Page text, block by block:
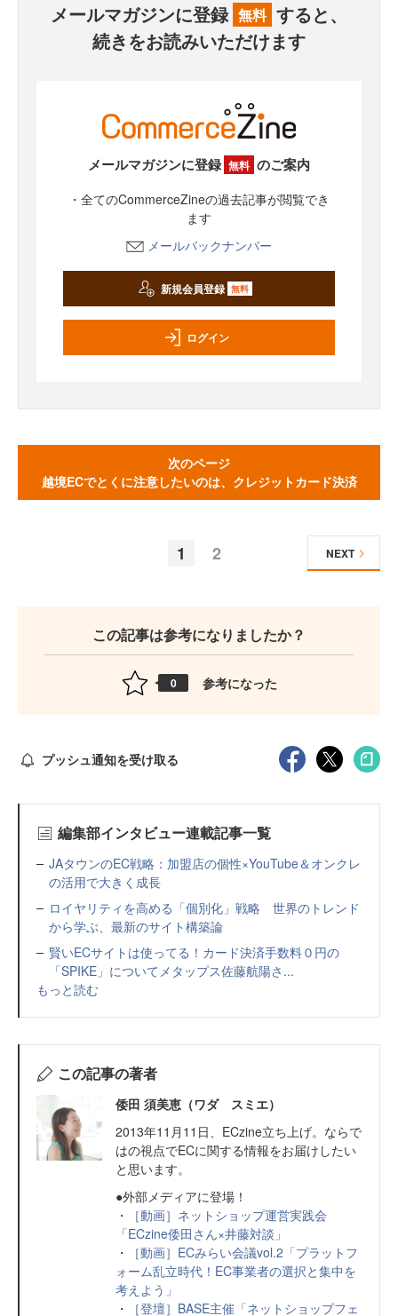
メールマガジンに登録 無料 すると、
続きをお読みいただけます
メールマガジンに登録 無料 のご案内
・全てのCommerceZineの過去記事が閲覧でき
ます
メールバックナンバー
新規会員登録 無料
ログイン
次のページ
越境ECでとくに注意したいのは、クレジットカード決済
1 2 NEXT
この記事は参考になりましたか？
0 参考になった
プッシュ通知を受け取る
編集部インタビュー連載記事一覧
JAタウンのEC戦略：加盟店の個性×YouTube＆オンクレ
の活用で大きく成長
ロイヤリティを高める「個別化」戦略 世界のトレンド
から学ぶ、最新のサイト構築論
賢いECサイトは使ってる！カード決済手数料０円の
「SPIKE」についてメタップス佐藤航陽さ...
もっと読む
この記事の著者
倭田 須美恵（ワダ スミエ）
2013年11月11日、ECzine立ち上げ。ならで
はの視点でECに関する情報をお届けしたい
と思います。
●外部メディアに登場！
・
［動画］ネットショップ運営実践会
「ECzine倭田さん×井藤対談」
・
［動画］ECみらい会議vol.2「プラットフ
ォーム乱立時代！EC事業者の選択と集中を
考えよう」
・
［登壇］BASE主催「ネットショップフェ